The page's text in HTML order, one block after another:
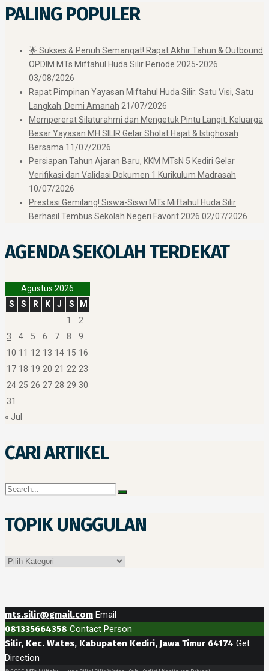
PALING POPULER
🌟 Sukses & Penuh Semangat! Rapat Akhir Tahun & Outbound
OPDIM MTs Miftahul Huda Silir Periode 2025-2026
03/08/2026
Rapat Pimpinan Yayasan Miftahul Huda Silir: Satu Visi, Satu
Langkah, Demi Amanah 21/07/2026
Mempererat Silaturahmi dan Mengetuk Pintu Langit: Keluarga
Besar Yayasan MH SILIR Gelar Sholat Hajat & Istighosah
Bersama 11/07/2026
Persiapan Tahun Ajaran Baru, KKM MTsN 5 Kediri Gelar
Verifikasi dan Validasi Dokumen 1 Kurikulum Madrasah
10/07/2026
Prestasi Gemilang! Siswa-Siswi MTs Miftahul Huda Silir
Berhasil Tembus Sekolah Negeri Favorit 2026 02/07/2026
AGENDA SEKOLAH TERDEKAT
Agustus 2026
S
S R K J S
M
1
2
3
4 5 6 7 8
9
10 11 12 13 14 15 16
17 18 19 20 21 22 23
24 25 26 27 28 29 30
31
« Jul
CARI ARTIKEL
TOPIK UNGGULAN
Topik
mts.silir@gmail.com Email
081335664358 Contact Person
Silir, Kec. Wates, Kabupaten Kediri, Jawa Timur 64174 Get
Direction